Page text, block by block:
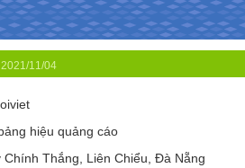
2021/11/04
hiệu quảng cáo
Chính Thắng, Liên Chiểu, Đà Nẵng